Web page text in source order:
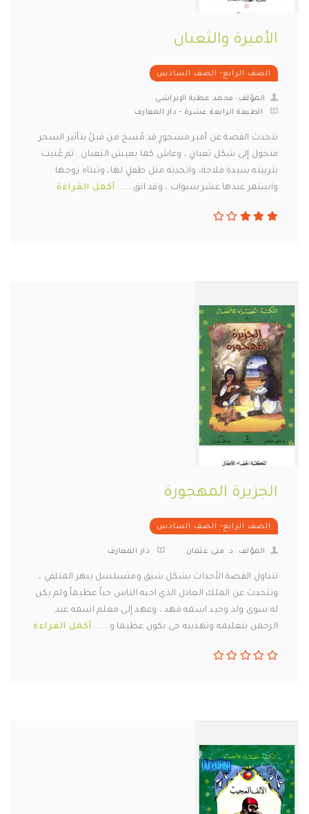
الأميرة والثعبان
الصف الرابع- الصف السادس
المؤلف: محمد عطية الإبراشي
الطبعة الرابعة عشرة - دار المعارف
تتحدث القصة عن أمير مسحورٍ قد مُسخ من قبلُ بتأثير السحر
فتحول إلى شكل ثعبانٍ ، وعاش كما يعيش الثعبان . ثم عُنيت
بتربيته سيدة فلاحة، واتخذته مثل طفلٍ لها، وتبناه زوجها
واستمر عندها عشر سنوات ، وقد انق... ... أكمل القراءة
الجزيرة المهجورة
الصف الرابع- الصف السادس
المؤلف: د. منى عثمان دار المعارف
تتناول القصة الأحداث بشكل شيق ومتسلسل يبهر المتلقي ،
وتتحدث عن الملك العادل الذي احبه الناس حباً عظيماً ولم يكن
له سوى ولد وحيد اسمه فهد ، وعهد إلى معلم اسمه عبد
الرحمن بتعليمه وتهذيبه حى يكون عظيما و... ... أكمل القراءة